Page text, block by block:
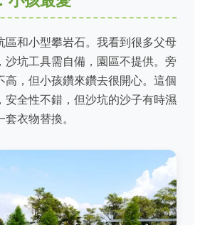
區和小型攀岩石。我看到很多父母
沙坑工具需自備，園區不提供。旁
高，但小孩鑽來鑽去很開心。這個
安全性不錯，但沙坑的沙子有時濕
衣物替換。